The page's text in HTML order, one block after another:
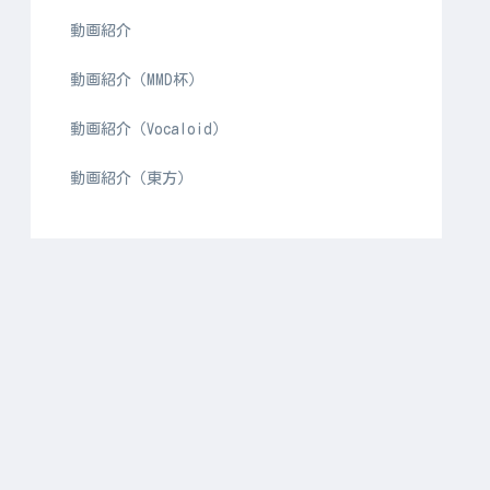
動画紹介
動画紹介（MMD杯）
動画紹介（Vocaloid）
動画紹介（東方）